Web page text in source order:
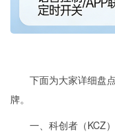
下面为大家详细盘
牌。
一、科创者（KCZ